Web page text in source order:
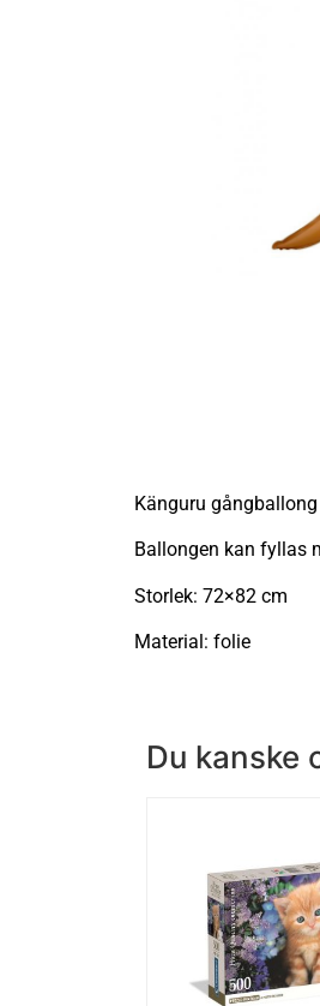
Känguru
Ballongen kan fyllas
Storlek: 72×82 cm
Material: folie
Du kanske